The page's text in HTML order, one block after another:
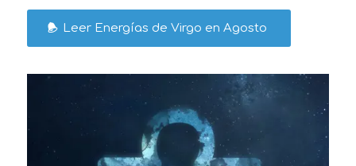
Leer Energías de Virgo en Agosto